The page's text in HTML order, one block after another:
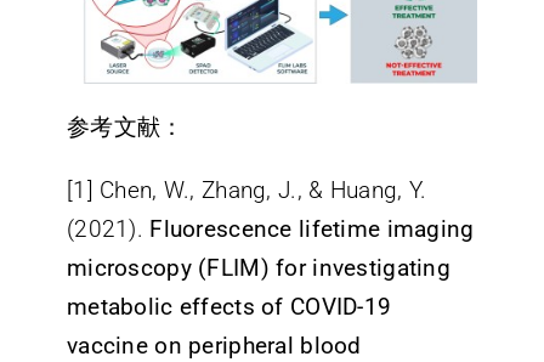
参考文献：
[1] Chen, W., Zhang, J., & Huang, Y.
(2021). Fluorescence lifetime imaging
microscopy (FLIM) for investigating
metabolic effects of COVID-19
vaccine on peripheral blood